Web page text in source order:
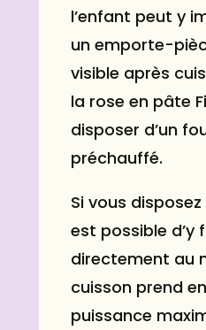
l’enfant peut y
un emporte-
visible après
la rose en pâte
disposer d’un
préchauffé.
Si vous
est possible d’y
directement au
cuisson prend
puissance